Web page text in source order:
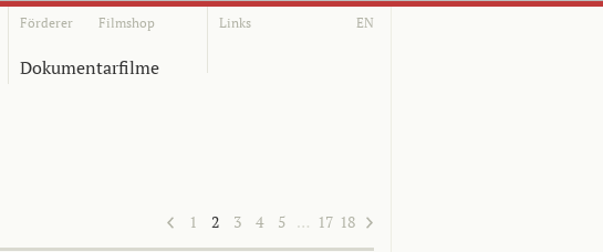
Förderer Filmshop Links EN
Dokumentarfilme
1 2 3 4 5 … 17 18